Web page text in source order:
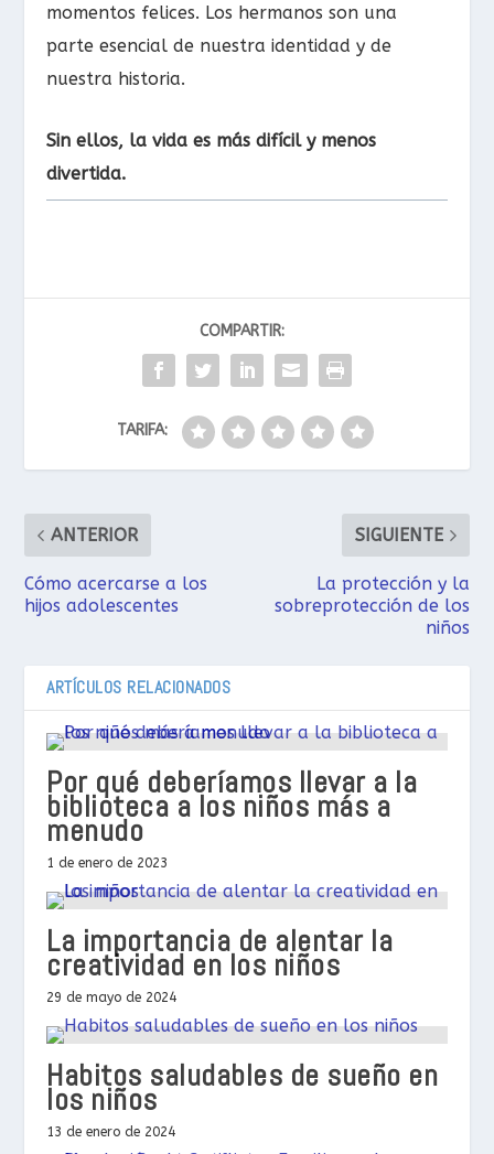
momentos felices. Los hermanos son una
parte esencial de nuestra identidad y de
nuestra historia.
Sin ellos, la vida es más difícil y menos
divertida.
COMPARTIR:
TARIFA:
ANTERIOR
Cómo acercarse a los
hijos adolescentes
SIGUIENTE
La protección y la
sobreprotección de los
niños
ARTÍCULOS RELACIONADOS
Por qué deberíamos llevar a la
biblioteca a los niños más a
menudo
1 de enero de 2023
La importancia de alentar la
creatividad en los niños
29 de mayo de 2024
Habitos saludables de sueño en
los niños
13 de enero de 2024